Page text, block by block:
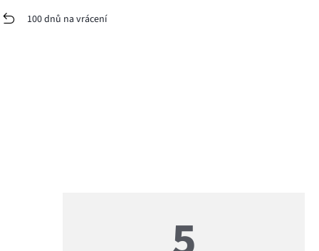
100 dnů na vrácení